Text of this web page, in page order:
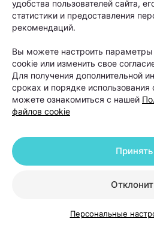
«Светолечение абсолютно
удобства пользователей сайта,
статистики и предоставления
рекомендаций.
Вы можете настроить параметры
cookie или изменить свое
Для получения дополнительной
сроках и порядке
можете ознакомиться с нашей
файлов cookie
Принять
Персональные